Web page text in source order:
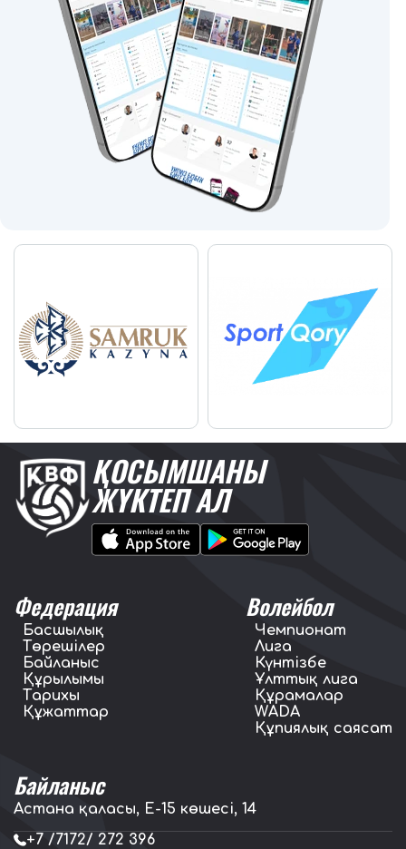
ҚОСЫМШАНЫ
ЖҮКТЕП АЛ
Федерация
Басшылық
Төрешілер
Байланыс
Құрылымы
Тарихы
Құжаттар
Волейбол
Чемпионат
Лига
Күнтізбе
Ұлттық лига
Құрамалар
WADA
Құпиялық саясат
Байланыс
Астана қаласы, E-15 көшесі, 14
+7 /7172/ 272 396